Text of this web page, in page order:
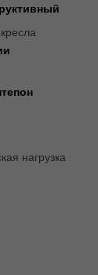
нагрузка